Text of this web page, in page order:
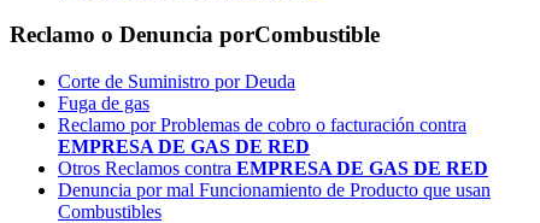
Reclamo o Denuncia porCombustible
Corte de Suministro por Deuda
Fuga de gas
Reclamo por Problemas de cobro o facturación contra
EMPRESA DE GAS DE RED
Otros Reclamos contra EMPRESA DE GAS DE RED
Denuncia por mal Funcionamiento de Producto que usan
Combustibles